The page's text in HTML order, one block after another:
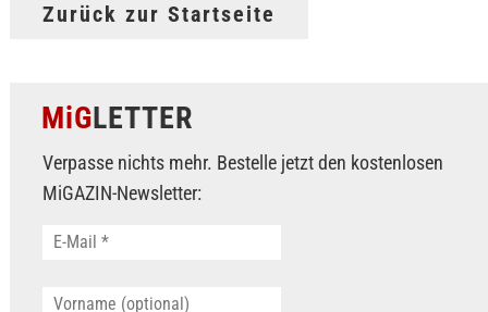
Zurück zur Startseite
MiGLETTER
Verpasse nichts mehr. Bestelle jetzt den kostenlosen
MiGAZIN-Newsletter: